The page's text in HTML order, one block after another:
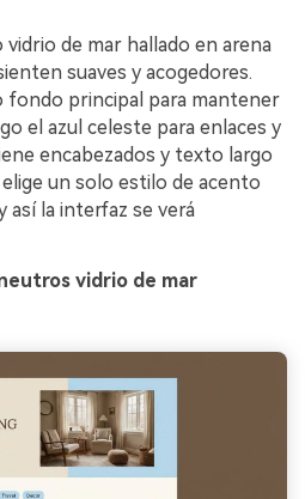
vidrio de mar hallado en arena
suaves y acogedores.
fondo principal para mantener
el azul celeste para enlaces y
encabezados y texto largo
un solo estilo de acento
así la interfaz se verá
vidrio de mar